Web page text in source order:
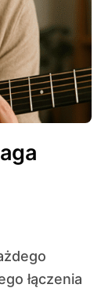
łączenia